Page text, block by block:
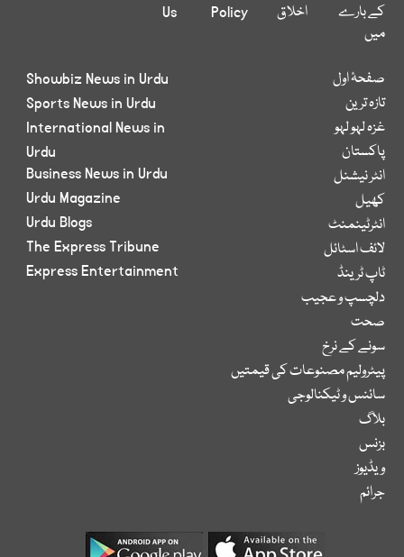
کے بارے
میں
اخلاق Policy
Us
صفحۂ اول
تازہ ترین
غزہ لہو لہو
پاکستان
انٹر نیشنل
کھیل
انٹرٹینمنٹ
لائف اسٹائل
ٹاپ ٹرینڈ
دلچسپ و عجیب
صحت
سونے کے نرخ
پیٹرولیم مصنوعات کی قیمتیں
سائنس و ٹیکنالوجی
بلاگ
بزنس
ویڈیوز
جرائم
Showbiz News in Urdu
Sports News in Urdu
International News in
Urdu
Business News in Urdu
Urdu Magazine
Urdu Blogs
The Express Tribune
Express Entertainment